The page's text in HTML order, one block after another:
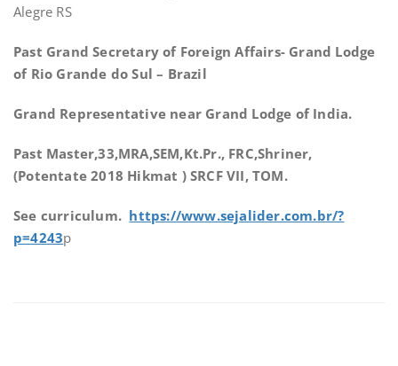
Alegre RS
Past Grand Secretary of Foreign Affairs- Grand Lodge
of Rio Grande do Sul – Brazil
Grand Representative near Grand Lodge of India.
Past Master,33,MRA,SEM,Kt.Pr., FRC,Shriner,
(Potentate 2018 Hikmat ) SRCF VII, TOM.
See curriculum. https://www.sejalider.com.br/?
p=4243p